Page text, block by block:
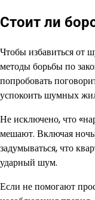
Стоит ли
Чтобы избавиться от
методы борьбы по
попробовать
успокоить шумных
Не исключено, что
мешают. Включая
задумываться, что
ударный шум.
Если не помогают